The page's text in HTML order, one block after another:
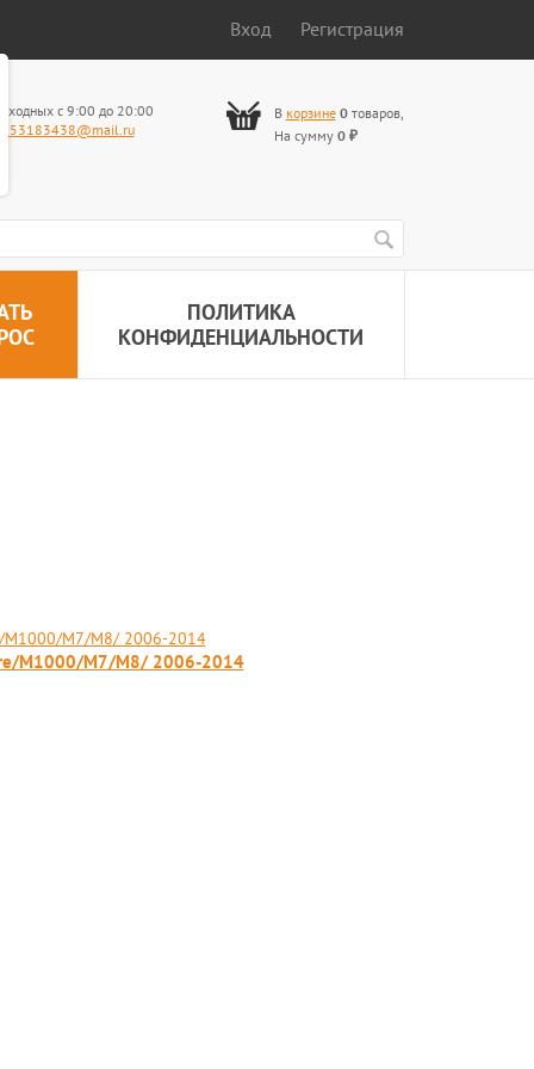
Вход Регистрация
с 9:00 до 20:00
В корзине 0товаров,
На сумму 0 ₽
ПОЛИТИКА
КОНФИДЕНЦИАЛЬНОСТИ
M1000/M7/M8/ 2006-2014